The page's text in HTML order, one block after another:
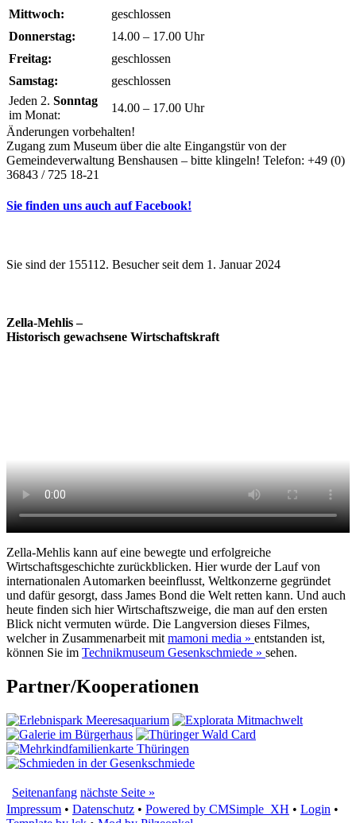
Mittwoch:
geschlossen
Donnerstag:
14.00 – 17.00 Uhr
Freitag:
geschlossen
Samstag:
geschlossen
Jeden 2. Sonntag
im Monat:
14.00 – 17.00 Uhr
Änderungen vorbehalten!
Zugang zum Museum über die alte Eingangstür von der
Gemeindeverwaltung Benshausen – bitte klingeln! Telefon: +49 (0)
36843 / 725 18-21
Sie finden uns auch auf Facebook!
Sie sind der 155112. Besucher seit dem 1. Januar 2024
Zella-Mehlis –
Historisch gewachsene Wirtschaftskraft
Zella-Mehlis kann auf eine bewegte und erfolgreiche
Wirtschaftsgeschichte zurückblicken. Hier wurde der Lauf von
internationalen Automarken beeinflusst, Weltkonzerne gegründet
und dafür gesorgt, dass James Bond die Welt retten kann. Und auch
heute finden sich hier Wirtschaftszweige, die man auf den ersten
Blick nicht vermuten würde. Die Langversion dieses Filmes,
welcher in Zusammenarbeit mit mamoni media » entstanden ist,
können Sie im Technikmuseum Gesenkschmiede » sehen.
Partner/Kooperationen
Seitenanfang nächste Seite »
Impressum • Datenschutz • Powered by CMSimple_XH • Login •